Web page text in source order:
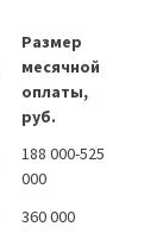
Размер
месячной
оплаты,
руб.
188 000-525
000
360 000